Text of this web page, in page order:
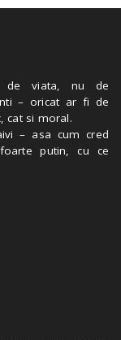
de viata, nu de
– oricat ar fi de
cat si moral.
– asa cum cred
putin, cu ce